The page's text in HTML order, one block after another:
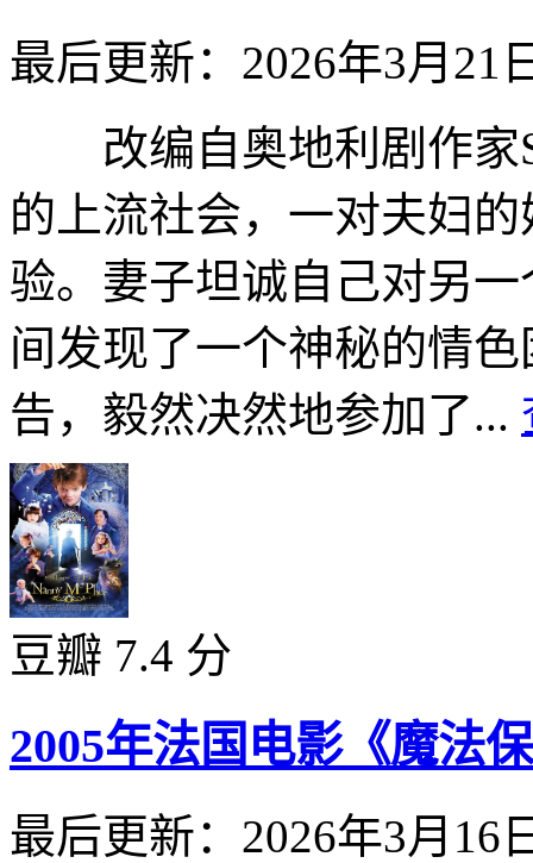
最后更新：2026年3月21
改编自奥地利剧作家
的上流社会，一对夫妇
验。妻子坦诚自己对另
间发现了一个神秘的情
告，毅然决然地参加了...
豆瓣 7.4 分
2005年法国电影《魔法
最后更新：2026年3月16